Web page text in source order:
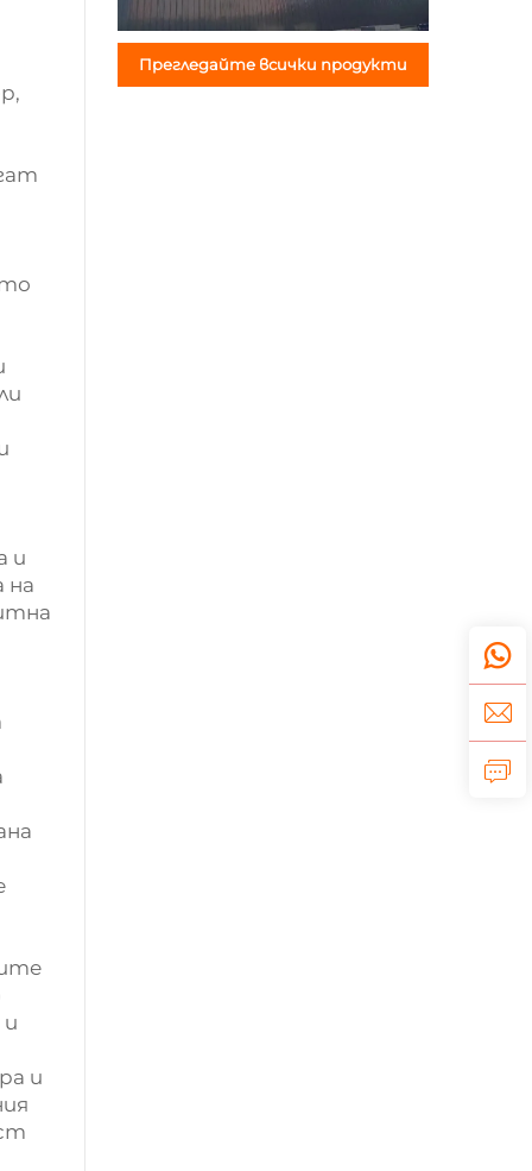
и
на
и
Прегледайте всички продукти